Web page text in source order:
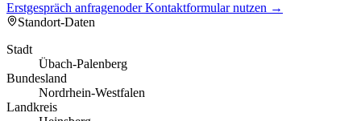
Erstgespräch anfragenoder Kontaktformular nutzen →
Standort-Daten
Stadt
Übach-Palenberg
Bundesland
Nordrhein-Westfalen
Landkreis